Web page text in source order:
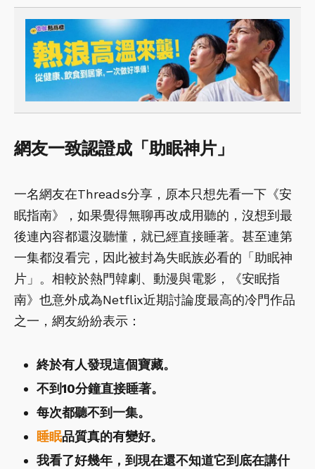
網友一致認證成「助眠神片」
一名網友在Threads分享，原本只想先看一下《安
眠指南》，如果覺得無聊再改成用聽的，沒想到最
後連內容都還沒聽懂，就已經直接睡著。甚至連第
一集都沒看完，因此被封為失眠族必看的「助眠神
片」。相較於熱門韓劇、動漫與電影，《安眠指
南》也意外成為Netflix近期討論度最高的冷門作品
之一，網友紛紛表示：
終於有人發現這個寶藏。
不到10分鐘直接睡著。
每次都聽不到一集。
睡眠品質真的有變好。
我看了好幾年，到現在還不知道它到底在講什